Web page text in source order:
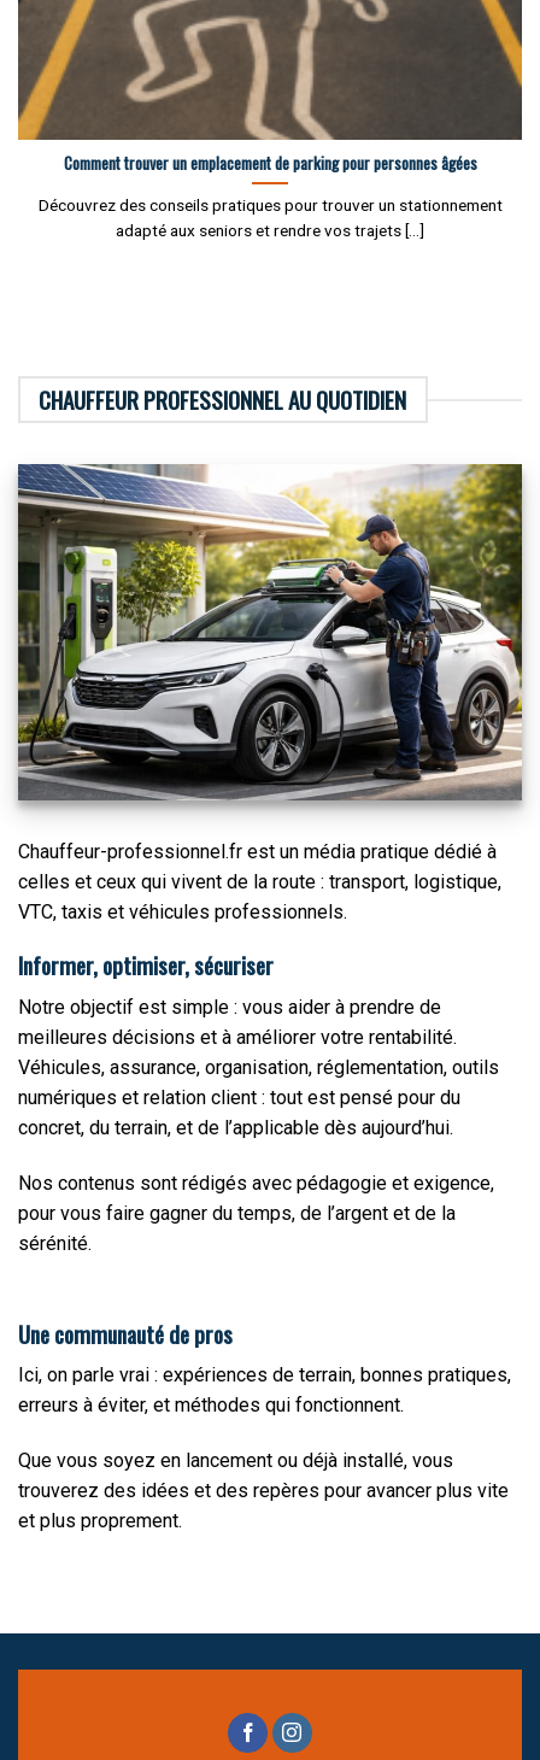
Comment trouver un emplacement de parking pour personnes âgées
Découvrez des conseils pratiques pour trouver un stationnement
adapté aux seniors et rendre vos trajets [...]
CHAUFFEUR PROFESSIONNEL AU QUOTIDIEN
Chauffeur-professionnel.fr est un média pratique dédié à
celles et ceux qui vivent de la route : transport, logistique,
VTC, taxis et véhicules professionnels.
Informer, optimiser, sécuriser
Notre objectif est simple : vous aider à prendre de
meilleures décisions et à améliorer votre rentabilité.
Véhicules, assurance, organisation, réglementation, outils
numériques et relation client : tout est pensé pour du
concret, du terrain, et de l’applicable dès aujourd’hui.
Nos contenus sont rédigés avec pédagogie et exigence,
pour vous faire gagner du temps, de l’argent et de la
sérénité.
Une communauté de pros
Ici, on parle vrai : expériences de terrain, bonnes pratiques,
erreurs à éviter, et méthodes qui fonctionnent.
Que vous soyez en lancement ou déjà installé, vous
trouverez des idées et des repères pour avancer plus vite
et plus proprement.